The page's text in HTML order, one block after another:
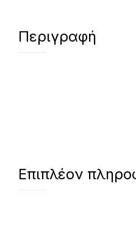
Περιγραφή
Επιπλέον